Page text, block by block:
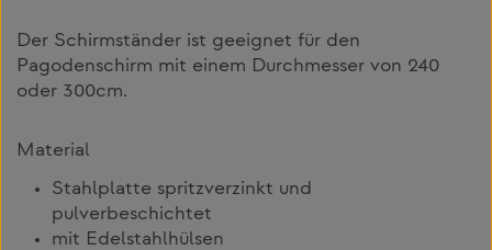
Der Schirmständer ist geeignet für den
Pagodenschirm mit einem Durchmesser von 240
oder 300cm.
Material
Stahlplatte spritzverzinkt und
pulverbeschichtet
mit Edelstahlhülsen